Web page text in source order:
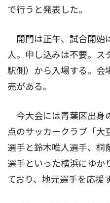
で行うと発表した。
開門は正午、試合開始
人。申し込みは不要。ス
駅側）から入場する。会
売がある。
今大会には青葉区出身
点のサッカークラブ「大
選手と鈴木唯人選手、桐
選手といった横浜にゆか
ており、地元選手を応援